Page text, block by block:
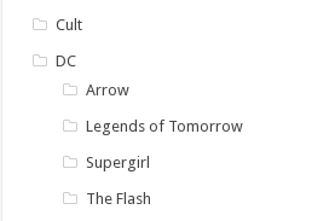
Cult
DC
Arrow
Legends of Tomorrow
Supergirl
The Flash